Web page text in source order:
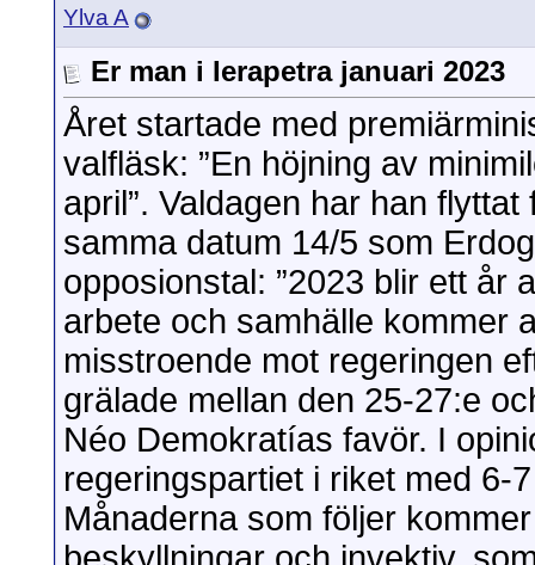
Kalimera
Kalimera
Sv: Er man i Ierapetra... 2023-02-08,13:36
Ylva A
Er man i Ierapetra januari 2023
Året startade med
valfläsk: ”En höjning av
april”. Valdagen har han
samma datum 14/5 som
opposionstal: ”2023 blir ett år
arbete och samhälle kommer
misstroende mot regeringen
grälade mellan den 25-27:e
Néo Demokratías favör. I
regeringspartiet i riket med 6-
Månaderna som följer